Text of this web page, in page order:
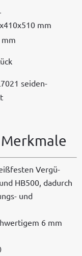
mm
mm
sei­den­
Vergü­
HB500, dadurch
und
6 mm